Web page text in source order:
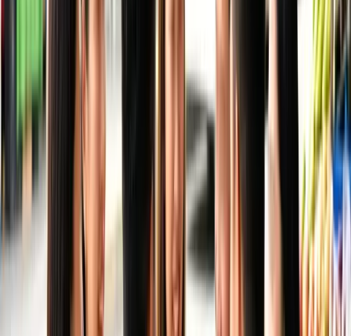
Không bỏ lỡ show nào?
Xem lịch sự kiện cộng
Chia sẻ: Facebook
Nguồn chính thức
Cẩm nang miễn phí
Cẩm nang sinh sống tại Úc cho người Việt
Nhận checklist và hướng dẫn thực tế theo chủ đề bạn đang đọc.